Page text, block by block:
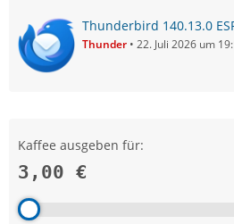
Thunderbird 140.13.0
Thunder 22. Juli 2026 um
Kaffee ausgeben für:
3,00 €